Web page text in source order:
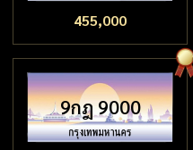
455,000
9กฎ 9000